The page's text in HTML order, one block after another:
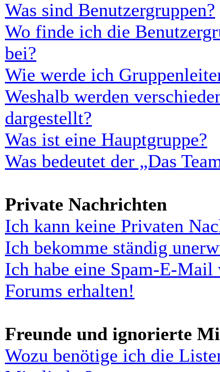
Was sind Benutzergruppen?
Wo finde ich die
bei?
Wie werde ich
Weshalb werden
dargestellt?
Was ist eine Hauptgruppe?
Was bedeutet der „Das
Private Nachrichten
Ich kann keine Privaten
Ich bekomme ständig
Ich habe eine Spam-E-
Forums erhalten!
Freunde und ignorierte
Wozu benötige ich die